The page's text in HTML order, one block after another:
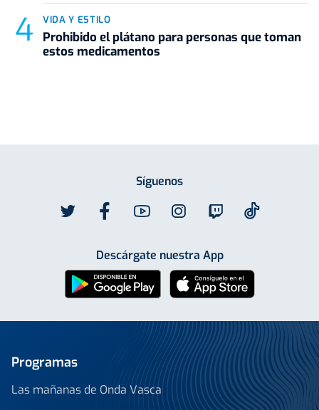
VIDA Y ESTILO
Prohibido el plátano para personas que toman
estos medicamentos
Síguenos
Descárgate nuestra App
Programas
Las mañanas de Onda Vasca